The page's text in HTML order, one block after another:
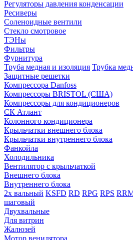
Регуляторы давления конденсации
Ресиверы
Соленоидные вентили
Стекло смотровое
ТЭНы
Фильтры
Фурнитура
Труба медная и изоляция Трубка
Защитные решетки
Компрессора Danfoss
Компрессоры BRISTOL (США)
Компрессоры для кондиционеров
СК Атлант
Колонного кондиционера
Крыльчатки внешнего блока
Крыльчатки внутреннего блока
Фанкойла
Холодильника
Вентилятор с крыльчаткой
Внешнего блока
Внутреннего блока
2х вальный KSFD RD RPG RPS
шаговый
Двухвальные
Для витрин
Жалюзей
Мотор венилятора